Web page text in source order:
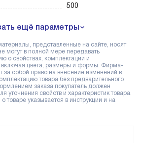
500
ещё параметры
представленные на сайте, носят
могут в полной мере передавать
о свойствах, комплектации и
включая цвета, размеры и формы. Фирма-
за собой право на внесение изменений в
товара без предварительного
заказа покупатель должен
уточнения свойств и характеристик товара.
товаре указывается в инструкции и на